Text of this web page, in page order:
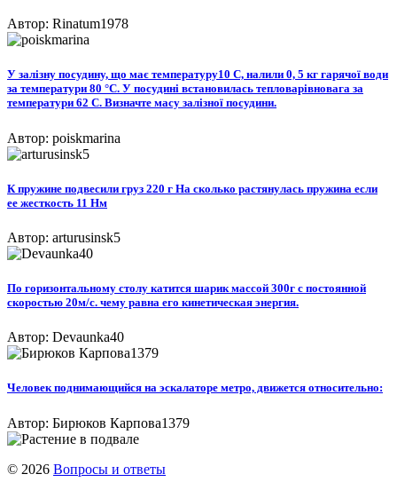
Автор: Rinatum1978
У залізну посудину, що має температуру10 С, налили 0, 5 кг гарячої води
за температури 80 °С. У посудині встановилась тепловарівновага за
температури 62 С. Визначте масу залізної посудини.​​
Автор: poiskmarina
К пружине подвесили груз 220 г На сколько растянулась пружина если
ее жесткость 11 Нм
Автор: arturusinsk5
По горизонтальному столу катится шарик массой 300г с постоянной
скоростью 20м/с. чему равна его кинетическая энергия.
Автор: Devaunka40
Человек поднимающийся на эскалаторе метро, движется относительно:
Автор: Бирюков Карпова1379
© 2026 Вопросы и ответы